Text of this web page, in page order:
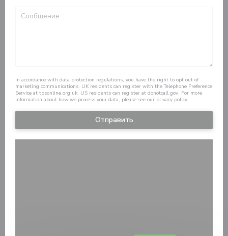
In accordance with data protection regulations, you have the right to opt out of
marketing communications. UK residents can register with the Telephone Preference
Service at tpsonline.org.uk. US residents can register at donotcall.gov. For more
information about how we process your data, please see our privacy policy.